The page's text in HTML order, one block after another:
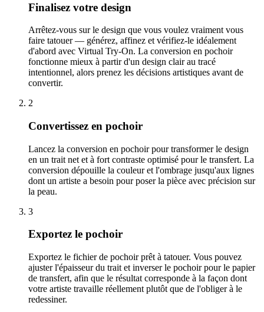
Finalisez votre design
Arrêtez-vous sur le design que vous voulez vraiment vous
faire tatouer — générez, affinez et vérifiez-le idéalement
d'abord avec Virtual Try-On. La conversion en pochoir
fonctionne mieux à partir d'un design clair au tracé
intentionnel, alors prenez les décisions artistiques avant de
convertir.
2
Convertissez en pochoir
Lancez la conversion en pochoir pour transformer le design
en un trait net et à fort contraste optimisé pour le transfert. La
conversion dépouille la couleur et l'ombrage jusqu'aux lignes
dont un artiste a besoin pour poser la pièce avec précision sur
la peau.
3
Exportez le pochoir
Exportez le fichier de pochoir prêt à tatouer. Vous pouvez
ajuster l'épaisseur du trait et inverser le pochoir pour le papier
de transfert, afin que le résultat corresponde à la façon dont
votre artiste travaille réellement plutôt que de l'obliger à le
redessiner.